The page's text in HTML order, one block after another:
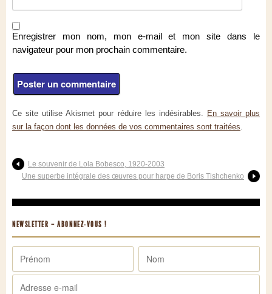
Enregistrer mon nom, mon e-mail et mon site dans le
navigateur pour mon prochain commentaire.
Ce site utilise Akismet pour réduire les indésirables. En savoir plus
sur la façon dont les données de vos commentaires sont traitées
Le souvenir de Lola Bobesco, 1920-2003
Une superbe intégrale des œuvres pour harpe de Boris Tishchenko
NEWSLETTER – ABONNEZ-VOUS !